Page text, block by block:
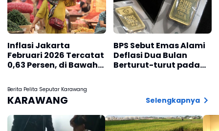
Inflasi Jakarta
Februari 2026 Tercatat
0,63 Persen, di Bawah
BPS Sebut Emas Alami
Deflasi Dua Bulan
Berturut-turut pada
Berita Pelita Seputar Karawang
KARAWANG Selengkapnya